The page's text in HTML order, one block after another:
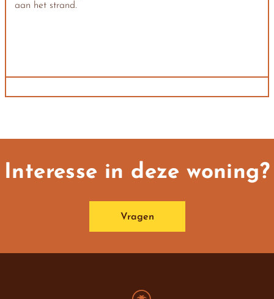
aan het strand.
Interesse in deze woning?
Vragen